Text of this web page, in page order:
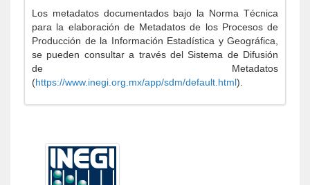
Los metadatos documentados bajo la Norma Técnica
para la elaboración de Metadatos de los Procesos de
Producción de la Información Estadística y Geográfica,
se pueden consultar a través del Sistema de Difusión
de Metadatos
(https://www.inegi.org.mx/app/sdm/default.html).